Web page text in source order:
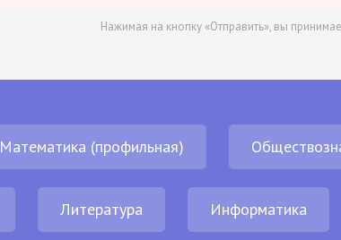
Нажимая на кнопку «Отправить», вы
Математика (профильная)
Литература Информатика